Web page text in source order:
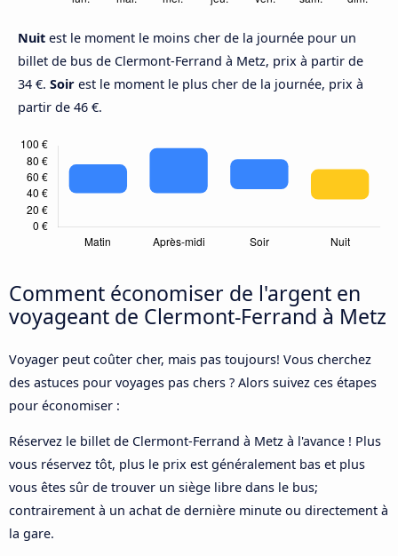
Nuit est le moment le moins cher de la journée pour un
billet de bus de Clermont-Ferrand à Metz, prix à partir de
34 €. Soir est le moment le plus cher de la journée, prix à
partir de 46 €.
Comment économiser de l'argent en
voyageant de Clermont-Ferrand à Metz
Voyager peut coûter cher, mais pas toujours! Vous cherchez
des astuces pour voyages pas chers ? Alors suivez ces étapes
pour économiser :
Réservez le billet de Clermont-Ferrand à Metz à l'avance ! Plus
vous réservez tôt, plus le prix est généralement bas et plus
vous êtes sûr de trouver un siège libre dans le bus;
contrairement à un achat de dernière minute ou directement à
la gare.